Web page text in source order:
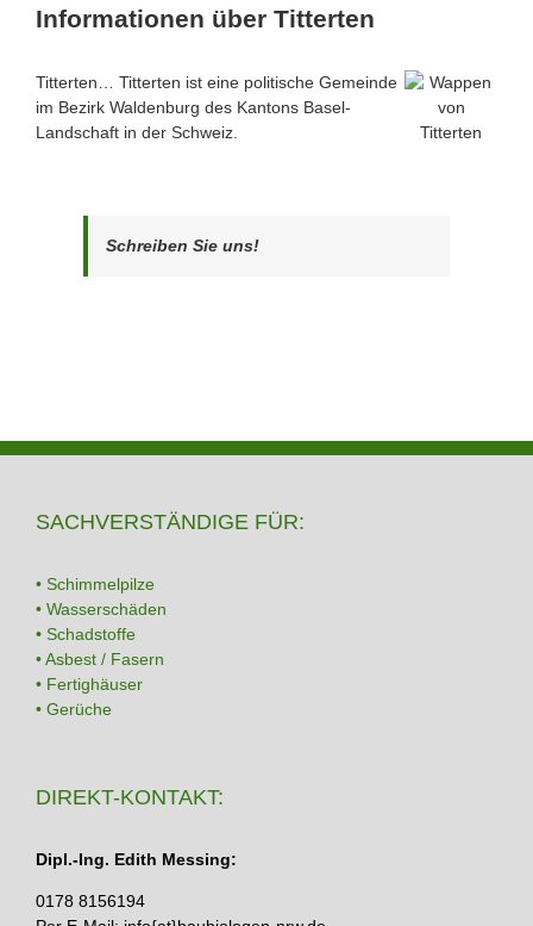
Informationen über Titterten
Titterten… Titterten ist eine politische Gemeinde
im Bezirk Waldenburg des Kantons Basel-
Landschaft in der Schweiz.
Schreiben Sie uns!
SACHVERSTÄNDIGE FÜR:
• Schimmelpilze
• Wasserschäden
• Schadstoffe
• Asbest / Fasern
• Fertighäuser
• Gerüche
DIREKT-KONTAKT:
Dipl.-Ing. Edith Messing:
0178 8156194